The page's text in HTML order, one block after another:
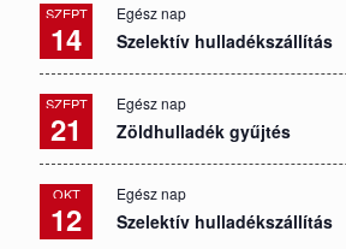
SZEPT
14
Egész nap
Szelektív hulladékszállítás
SZEPT
21
Egész nap
Zöldhulladék gyűjtés
OKT
12
Egész nap
Szelektív hulladékszállítás